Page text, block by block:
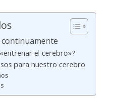
el cerebro»?
para nuestro cerebro